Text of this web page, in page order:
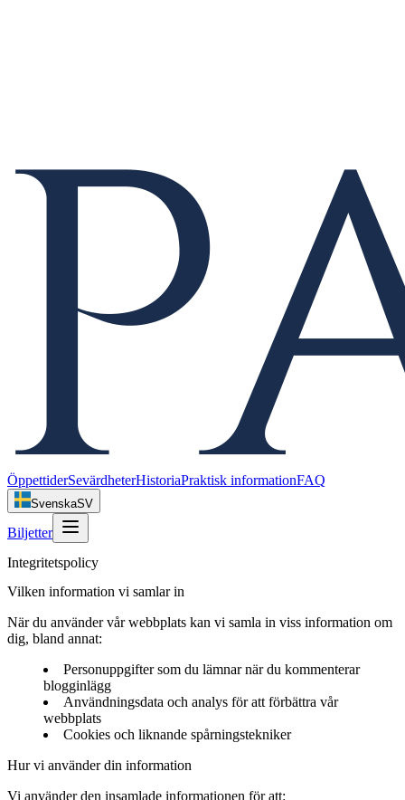
ÖppettiderSevärdheterHistoriaPraktisk informationFAQ
SvenskaSV
Biljetter
Integritetspolicy
Vilken information vi samlar in
När du använder vår webbplats kan vi samla in viss information om
dig, bland annat:
Personuppgifter som du lämnar när du kommenterar
blogginlägg
Användningsdata och analys för att förbättra vår
webbplats
Cookies och liknande spårningstekniker
Hur vi använder din information
Vi använder den insamlade informationen för att: